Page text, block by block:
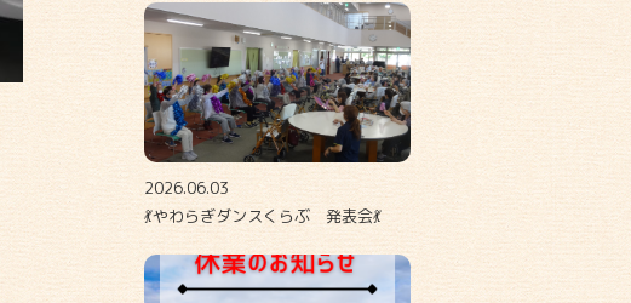
2026.06.03
💃やわらぎダンスくらぶ 発表会💃